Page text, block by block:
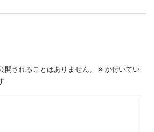
開されることはありません。 ※ が付いてい